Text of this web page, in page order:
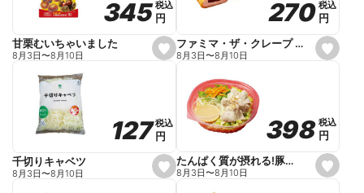
s
e
o
r
i
e
345
345税込
税込
円
円
甘栗むいちゃいました
8月3日〜8月10日
s
e
o
r
i
e
270
270 税込
税込
円
円
ファミマ・ザ・クレープ 生チョコ
8月3日〜8月10日
s
e
127
127税込
税込
円
円
千切りキャベツ
8月3日〜8月10日
s
e
398
398 税込
税込
円
円
たんぱく質が摂れる!豚しゃぶのパスタサラダ
8月3日〜8月10日